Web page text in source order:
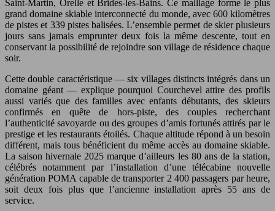
Saint-Martin, Orelle et Brides-les-Bains. Ce maillage forme le plus
grand domaine skiable interconnecté du monde, avec 600 kilomètres
de pistes et 339 pistes balisées. L’ensemble permet de skier plusieurs
jours sans jamais emprunter deux fois la même descente, tout en
conservant la possibilité de rejoindre son village de résidence chaque
soir.
Cette double caractéristique — six villages distincts intégrés dans un
domaine géant — explique pourquoi Courchevel attire des profils
aussi variés que des familles avec enfants débutants, des skieurs
confirmés en quête de hors-piste, des couples recherchant
l’authenticité savoyarde ou des groupes d’amis fortunés attirés par le
prestige et les restaurants étoilés. Chaque altitude répond à un besoin
différent, mais tous bénéficient du même accès au domaine skiable.
La saison hivernale 2025 marque d’ailleurs les 80 ans de la station,
célébrés notamment par l’installation d’une télécabine nouvelle
génération POMA capable de transporter 2 400 passagers par heure,
soit deux fois plus que l’ancienne installation après 55 ans de
service.